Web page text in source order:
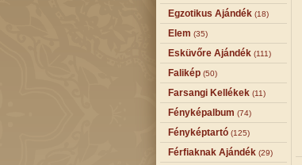
Egzotikus Ajándék (18)
Elem (35)
Esküvőre Ajándék (111)
Falikép (50)
Farsangi Kellékek (11)
Fényképalbum (74)
Fényképtartó (125)
Férfiaknak Ajándék (29)